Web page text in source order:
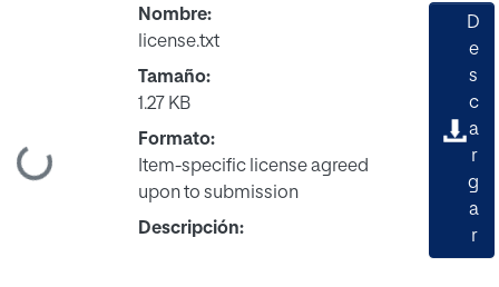
Cargando...
Nombre:
license.txt
Tamaño:
1.27 KB
Formato:
Item-specific license agreed
upon to submission
Descripción:
D
e
s
c
a
r
g
a
r